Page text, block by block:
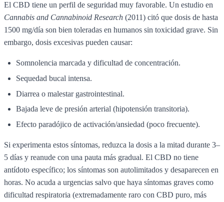
El CBD tiene un perfil de seguridad muy favorable. Un estudio en
Cannabis and Cannabinoid Research (2011) citó que dosis de hasta
1500 mg/día son bien toleradas en humanos sin toxicidad grave. Sin
embargo, dosis excesivas pueden causar:
Somnolencia marcada y dificultad de concentración.
Sequedad bucal intensa.
Diarrea o malestar gastrointestinal.
Bajada leve de presión arterial (hipotensión transitoria).
Efecto paradójico de activación/ansiedad (poco frecuente).
Si experimenta estos síntomas, reduzca la dosis a la mitad durante 3–
5 días y reanude con una pauta más gradual. El CBD no tiene
antídoto específico; los síntomas son autolimitados y desaparecen en
horas. No acuda a urgencias salvo que haya síntomas graves como
dificultad respiratoria (extremadamente raro con CBD puro, más